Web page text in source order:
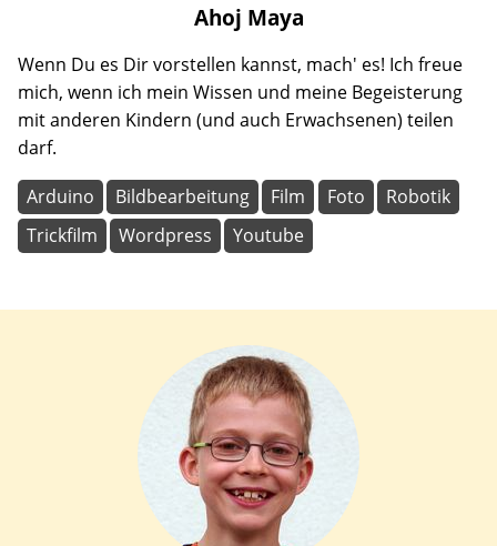
Ahoj Maya
Wenn Du es Dir vorstellen kannst, mach' es! Ich freue
mich, wenn ich mein Wissen und meine Begeisterung
mit anderen Kindern (und auch Erwachsenen) teilen
darf.
Arduino Bildbearbeitung Film Foto
Robotik
Trickfilm
Wordpress Youtube